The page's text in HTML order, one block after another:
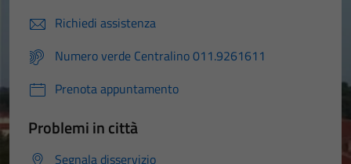
Richiedi assistenza
Numero verde Centralino 011.9261611
Prenota appuntamento
Problemi in città
Segnala disservizio